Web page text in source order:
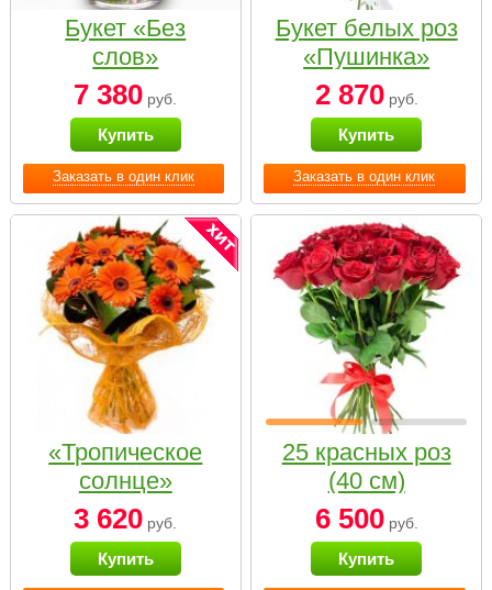
Заказать в один клик
Букет «Без
слов»
7 380 руб.
Купить
Заказать в один клик
Букет белых роз
«Пушинка»
2 870руб.
Купить
«Тропическое
солнце»
3 620 руб.
Купить
25 красных роз
(40 см)
6 500руб.
Купить